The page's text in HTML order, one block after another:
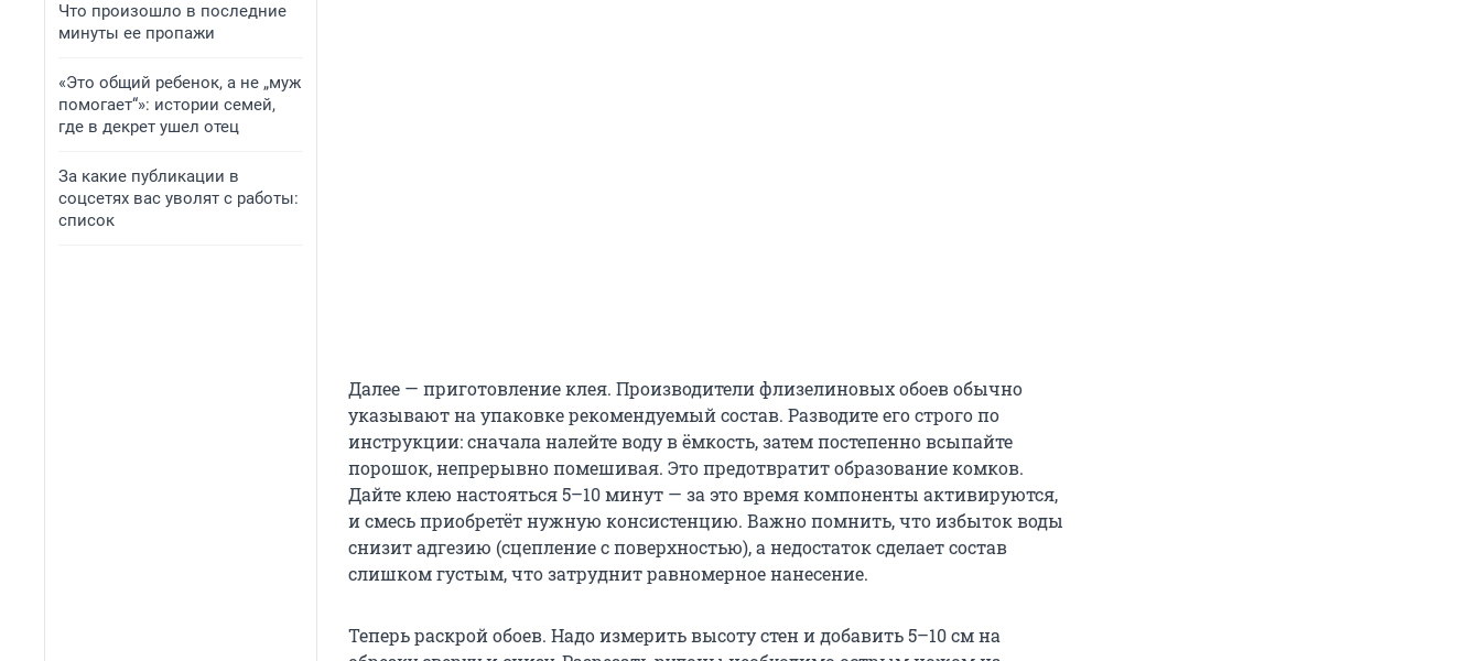
Что произошло в последние
минуты ее пропажи
«Это общий ребенок, а не „муж
помогает“»: истории семей,
где в декрет ушел отец
За какие публикации в
соцсетях вас уволят с работы:
список
Далее — приготовление клея. Производители флизелиновых обоев обычно
указывают на упаковке рекомендуемый состав. Разводите его строго по
инструкции: сначала налейте воду в ёмкость, затем постепенно всыпайте
порошок, непрерывно помешивая. Это предотвратит образование комков.
Дайте клею настояться 5–10 минут — за это время компоненты активируются,
и смесь приобретёт нужную консистенцию. Важно помнить, что избыток воды
снизит адгезию (сцепление с поверхностью), а недостаток сделает состав
слишком густым, что затруднит равномерное нанесение.
Теперь раскрой обоев. Надо измерить высоту стен и добавить 5–10 см на